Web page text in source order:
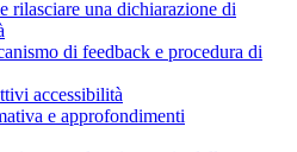
rilasciare una dichiarazione di
di feedback e procedura di
accessibilità
e approfondimenti